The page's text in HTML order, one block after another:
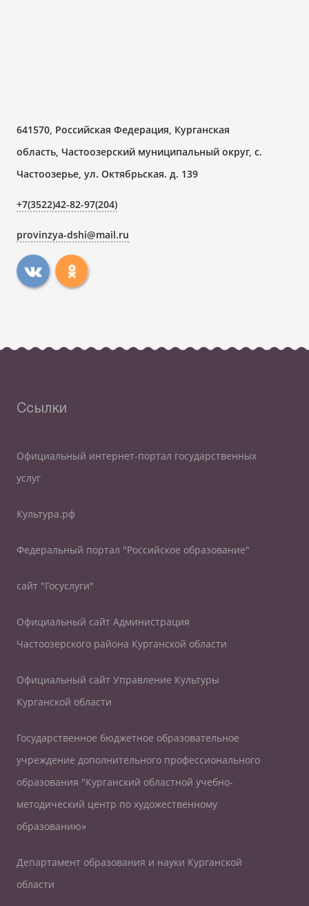
641570, Российская Федерация, Курганская
область, Частоозерский муниципальный округ, с.
Частоозерье, ул. Октябрьская. д. 139
+7(3522)42-82-97(204)
provinzya-dshi@mail.ru
Ссылки
Официальный интернет-портал государственных
услуг
Культура.рф
Федеральный портал "Российское образование"
сайт "Госуслуги"
Официальный сайт Администрация
Частоозерского района Курганской области
Официальный сайт Управление Культуры
Курганской области
Государственное бюджетное образовательное
учреждение дополнительного профессионального
образования "Курганский областной учебно-
методический центр по художественному
образованию»
Департамент образования и науки Курганской
области